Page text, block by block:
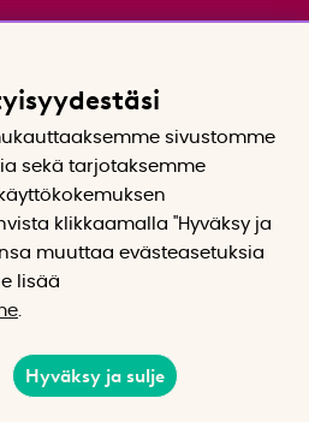
sivustomme
sekä tarjotaksemme
klikkaamalla "Hyväksy ja
muuttaa evästeasetuksia
lisää
Hyväksy ja sulje